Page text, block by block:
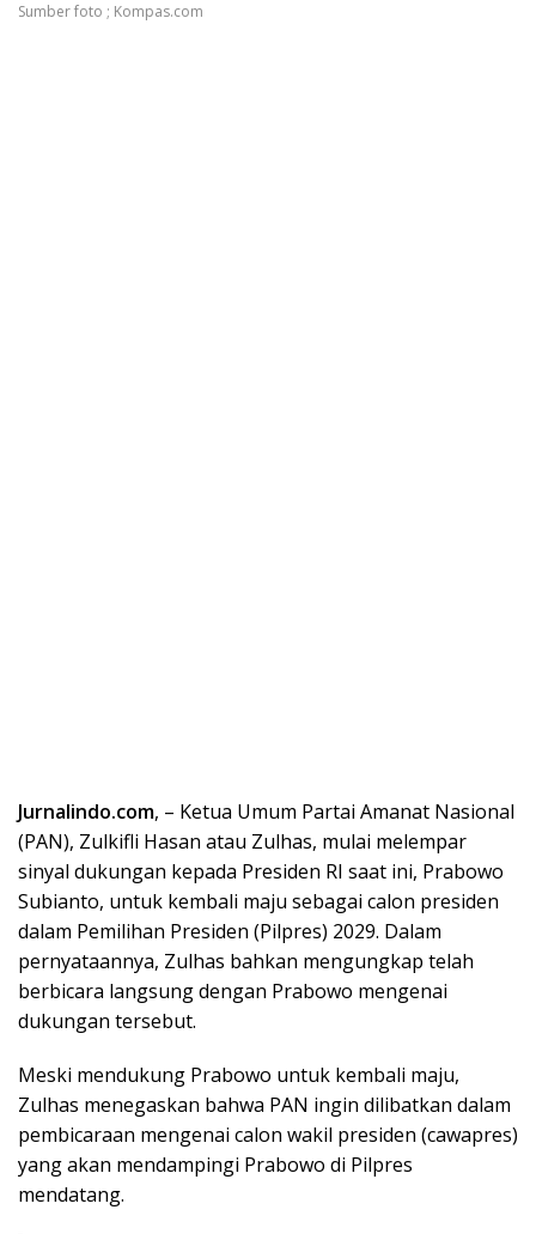
Sumber foto ; Kompas.com
Jurnalindo.com, – Ketua Umum Partai Amanat Nasional
(PAN), Zulkifli Hasan atau Zulhas, mulai melempar
sinyal dukungan kepada Presiden RI saat ini, Prabowo
Subianto, untuk kembali maju sebagai calon presiden
dalam Pemilihan Presiden (Pilpres) 2029. Dalam
pernyataannya, Zulhas bahkan mengungkap telah
berbicara langsung dengan Prabowo mengenai
dukungan tersebut.
Meski mendukung Prabowo untuk kembali maju,
Zulhas menegaskan bahwa PAN ingin dilibatkan dalam
pembicaraan mengenai calon wakil presiden (cawapres)
yang akan mendampingi Prabowo di Pilpres
mendatang.